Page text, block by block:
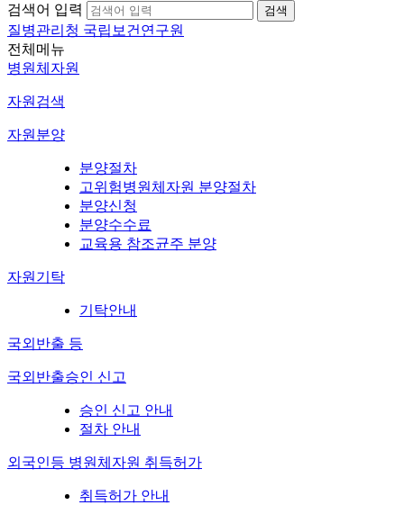
검색어 입력
질병관리청 국립보건연구원
전체메뉴
병원체자원
자원검색
자원분양
분양절차
고위험병원체자원 분양절차
분양신청
분양수수료
교육용 참조균주 분양
자원기탁
기탁안내
국외반출 등
국외반출승인 신고
승인 신고 안내
절차 안내
외국인등 병원체자원 취득허가
취득허가 안내